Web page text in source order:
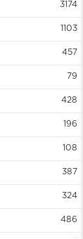
3174
1103
457
79
428
196
108
387
324
486